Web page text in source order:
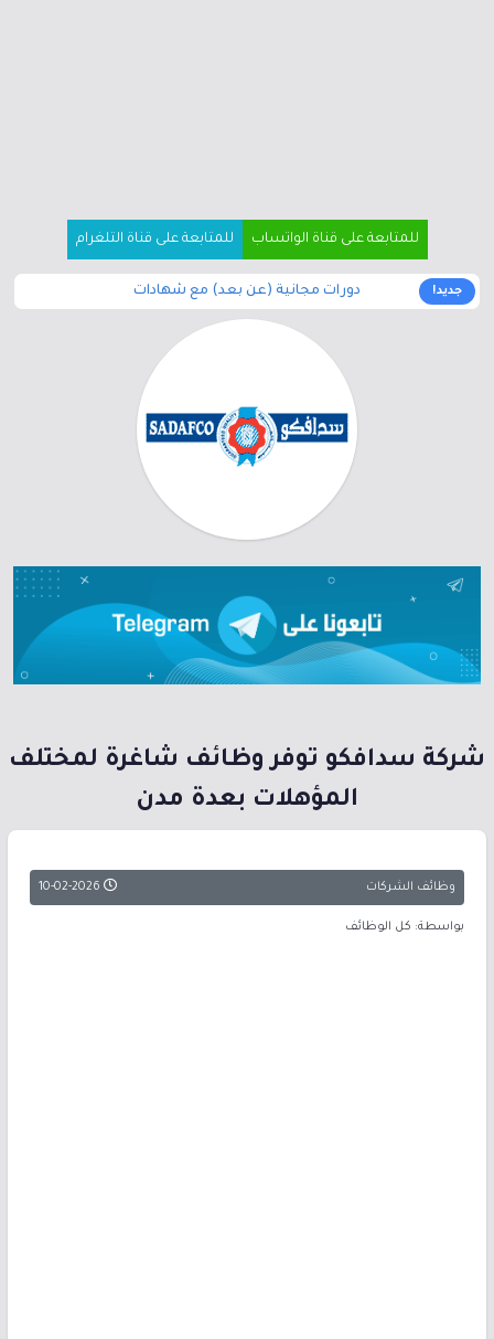
للمتابعة على قناة الواتساب للمتابعة على قناة التلغرام
جديد! دورات مجانية (عن بعد) مع شهادات
شركة سدافكو توفر وظائف شاغرة لمختلف
المؤهلات بعدة مدن
وظائف الشركات 10-02-2026
بواسطة: كل الوظائف